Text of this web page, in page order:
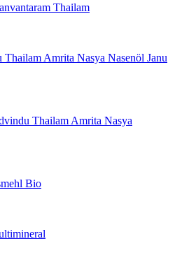
Thailam
Amrita Nasya Nasenöl Janu
Amrita Nasya
Bio